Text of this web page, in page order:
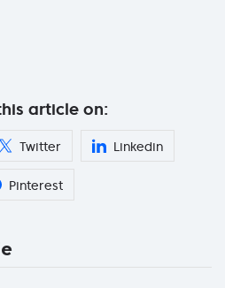
article on:
Twitter Linkedin
Pinterest